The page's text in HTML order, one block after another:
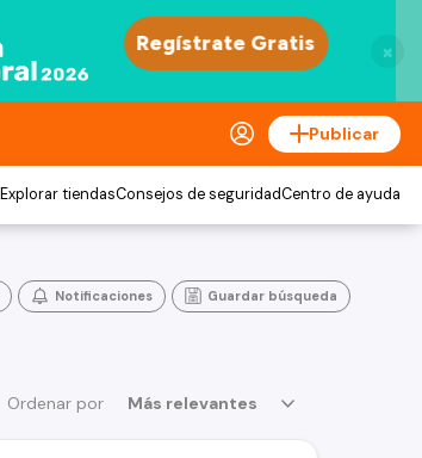
×
Publicar
Explorar tiendasConsejos de seguridadCentro de ayuda
Notificaciones Guardar búsqueda
Ordenar por Más relevantes